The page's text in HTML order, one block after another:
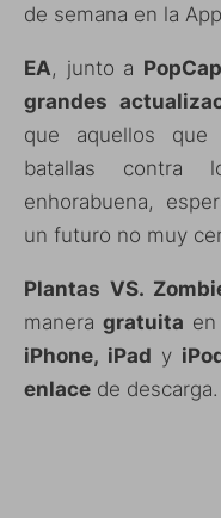
de semana en la
EA, junto a PopCap
grandes
que aquellos que
batallas contra
enhorabuena,
un futuro no muy
Plantas VS.
manera gratuita en
iPhone, iPad y
enlace de descarga.